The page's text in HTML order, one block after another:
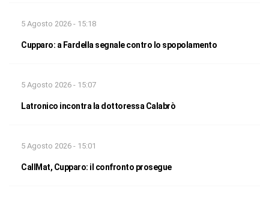
5 Agosto 2026 - 15:18
Cupparo: a Fardella segnale contro lo spopolamento
5 Agosto 2026 - 15:07
Latronico incontra la dottoressa Calabrò
5 Agosto 2026 - 15:01
CallMat, Cupparo: il confronto prosegue